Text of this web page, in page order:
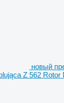
новый
Z 562 Rotor